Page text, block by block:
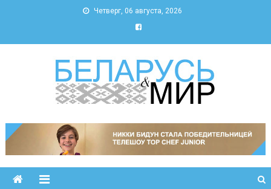
Четверг, 06 августа, 2026
Беларусь и мир